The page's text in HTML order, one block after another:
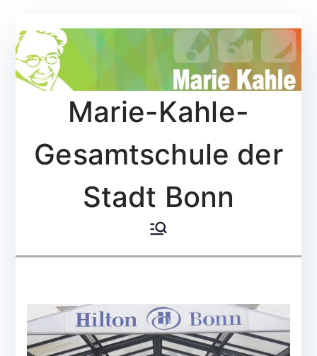
Inhalt
springen
Marie-Kahle-
Gesamtschule der
Stadt Bonn